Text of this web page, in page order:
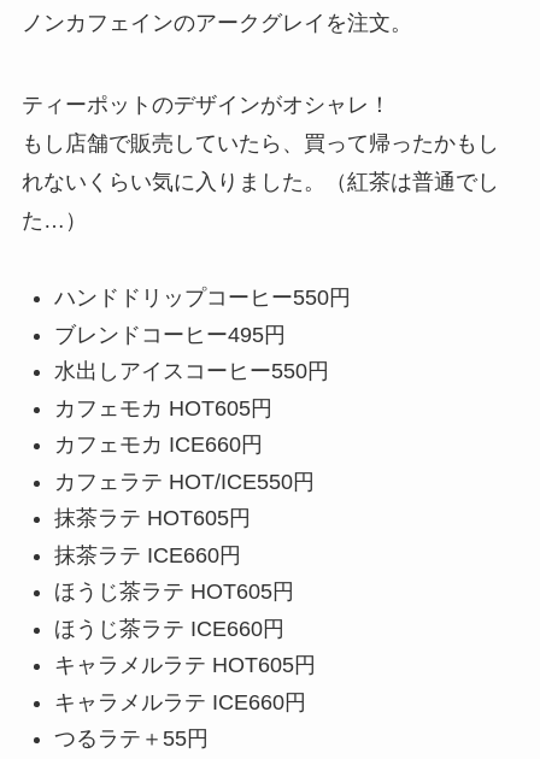
ノンカフェインのアークグレイを注文。
ティーポットのデザインがオシャレ！
もし店舗で販売していたら、買って帰ったかもし
れないくらい気に入りました。（紅茶は普通でし
た…）
ハンドドリップコーヒー550円
ブレンドコーヒー495円
水出しアイスコーヒー550円
カフェモカ HOT605円
カフェモカ ICE660円
カフェラテ HOT/ICE550円
抹茶ラテ HOT605円
抹茶ラテ ICE660円
ほうじ茶ラテ HOT605円
ほうじ茶ラテ ICE660円
キャラメルラテ HOT605円
キャラメルラテ ICE660円
つるラテ ＋ 55円